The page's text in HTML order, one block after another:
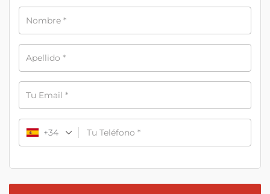
Nombre *
Apellido *
Tu Email *
Tu Teléfono *
+34